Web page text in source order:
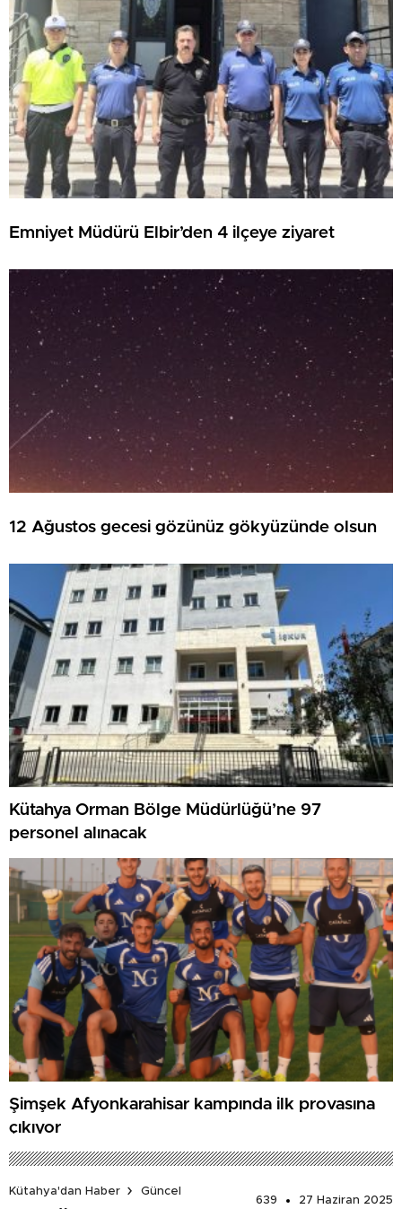
Emniyet Müdürü Elbir’den 4 ilçeye ziyaret
12 Ağustos gecesi gözünüz gökyüzünde olsun
Kütahya Orman Bölge Müdürlüğü’ne 97
personel alınacak
Şimşek Afyonkarahisar kampında ilk provasına
çıkıyor
Kütahya'dan Haber
Güncel
639
27 Haziran 2025